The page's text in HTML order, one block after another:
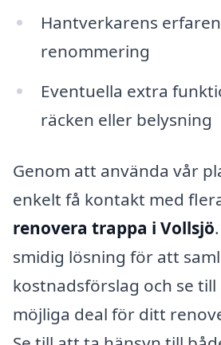
Hantverkarens
renommering
Eventuella extra
räcken eller belysning
Genom att använda vår
enkelt få kontakt med
renovera trappa i Vollsjö
smidig lösning för att
kostnadsförslag och se
möjliga deal för ditt